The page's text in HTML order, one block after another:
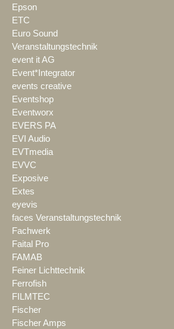
Epson
ETC
Euro Sound
Veranstaltungstechnik
event it AG
Event*Integrator
events creative
Eventshop
Eventworx
EVERS PA
EVI Audio
EVTmedia
EVVC
Exposive
Extes
eyevis
faces Veranstaltungstechnik
Fachwerk
Faital Pro
FAMAB
Feiner Lichttechnik
Ferrofish
FILMTEC
Fischer
Fischer Amps